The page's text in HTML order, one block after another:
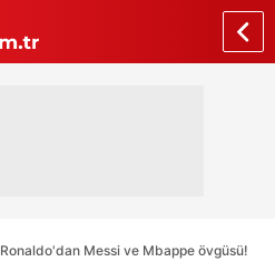
Ronaldo'dan Messi ve Mbappe övgüsü!